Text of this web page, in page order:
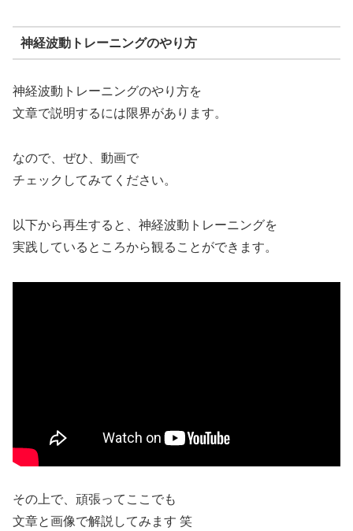
神経波動トレーニングのやり方
神経波動トレーニングのやり方を
文章で説明するには限界があります。
なので、ぜひ、動画で
チェックしてみてください。
以下から再生すると、神経波動トレーニングを
実践しているところから観ることができます。
その上で、頑張ってここでも
文章と画像で解説してみます 笑